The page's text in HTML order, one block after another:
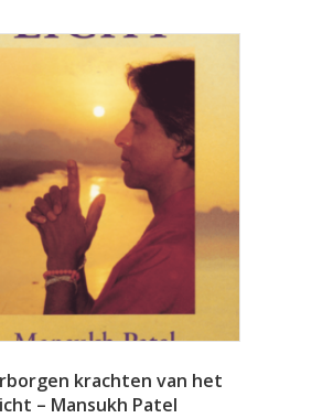
krachten van het
– Mansukh Patel